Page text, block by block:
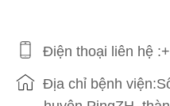
Điện thoại liên hệ
Địa chỉ bệnh